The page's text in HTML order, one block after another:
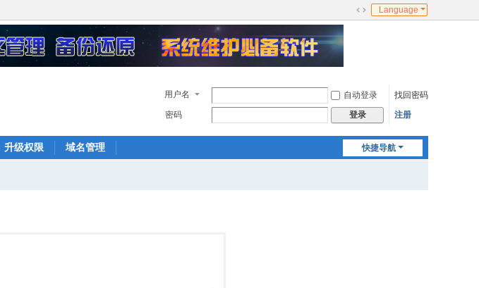
切
Language
用户名 自动登录
找回密码
密码
登录 注册
快捷导航
升级权限 域名管理